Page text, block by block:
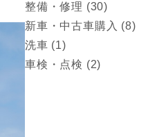
整備・修理 (30)
新車・中古車購入 (8)
洗車 (1)
車検・点検 (2)